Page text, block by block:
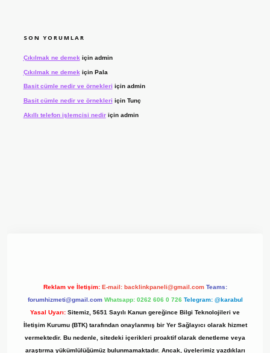
SON YORUMLAR
Çıkılmak ne demek için admin
Çıkılmak ne demek için Pala
Basit cümle nedir ve örnekleri için admin
Basit cümle nedir ve örnekleri için Tunç
Akıllı telefon işlemcisi nediriçin admin
Reklam ve İletişim: E-mail: backlinkpaneli@gmail.com Teams:
forumhizmeti@gmail.com Whatsapp: 0262 606 0 726 Telegram: @karabul
Yasal Uyarı: Sitemiz, 5651 Sayılı Kanun gereğince Bilgi Teknolojileri ve
İletişim Kurumu (BTK) tarafından onaylanmış bir Yer Sağlayıcı olarak hizmet
vermektedir. Bu nedenle, sitedeki içerikleri proaktif olarak denetleme veya
araştırma yükümlülüğümüz bulunmamaktadır. Ancak, üyelerimiz yazdıkları